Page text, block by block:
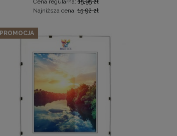
Cena regularna:15,95 zł
Najniższa cena:15,92 zł
PROMOCJA